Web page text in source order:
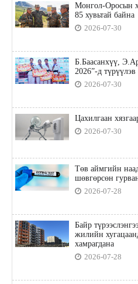
Монгол-Оросын
85 хувьтай байна
2026-07-30
Б.Баасанхүү,
2026”-д түрүүлэв
2026-07-30
Цахилгаан
2026-07-30
Төв аймгийн
шөвгөрсөн
2026-07-28
Байр
жилийн
хамрагдана
2026-07-28